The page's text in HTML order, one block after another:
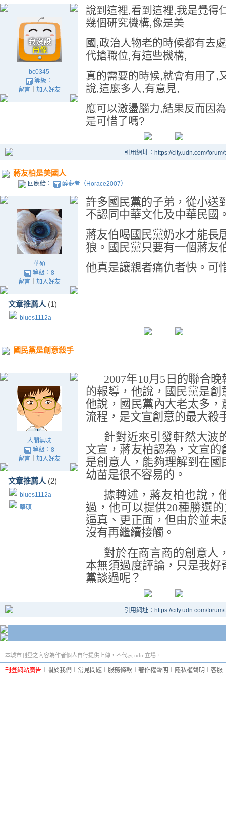
bc0345
等級：
留言｜ 加入好友
說到這裡,看到這裡,我是覺得
幾個研究機構,像是美
國,政治人物老的時候都有去
代搶職位,有這些機構,
真的需要的時候,就會有用了,
說,這麼多人,有意見,
應可以激盪腦力,結果反而因
是可惜了嗎?
引用網址：https://city.udn.com/
蔣友柏是美國人
回應給： 醉夢者（Horace2007）
華碩
等級：8
留言｜ 加入好友
文章推薦人 (1)
blues1112a
許多國民黨的子弟，從小送
不認同中華文化及中華民國
蔣友伯喝國民黨奶水才能長
狼。國民黨只要有一個蔣友
他真是讓親者痛仇者快。可
國民黨是創意殺手
人間無味
等級：8
留言｜ 加入好友
文章推薦人 (2)
blues1112a
華碩
2007年10月 5 日的聯合
的報導，他說，國民黨是
他說，國民黨內大老太多
流程，是文宣創意的最大殺
針對近來引發軒然大波
文宣，蔣友柏認為，文宣
是創意人，能夠理解到在
幼苗是很不容易的。
據轉述，蔣友柏也說，
過，他可以提供20種勝選
逼真、更正面，但由於並
沒有再繼續接觸。
對於在商言商的創意人
本無須過度評論，只是我
黨談過呢？
引用網址：https://city.udn.com/
本城市刊登之內容為作者個人自行提供上傳，不代表 udn 立場。
刊登網站廣告 關於我們 常見問題 服務條款 著作權聲明 隱私權聲明 客服